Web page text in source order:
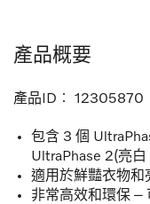
產品概要
產品ID︰ 12305870
包含 3 個
UltraPhase 2(亮白
適用於鮮豔衣物和
非常高效和環保 –